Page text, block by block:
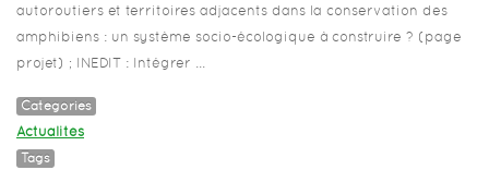
autoroutiers et territoires adjacents dans la conservation des
amphibiens : un système socio-écologique à construire ? (page
projet) ; INEDIT : Intégrer ...
Categories
Actualités
Tags